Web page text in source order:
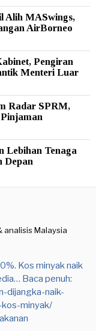
Alih MASwings,
AirBorneo
Pengiran
Menteri Luar
Radar SPRM,
Lebihan Tenaga
Depan
analisis Malaysia